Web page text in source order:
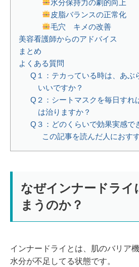
水分保持力の劇的向上
皮脂バランスの正常化
毛穴 キメの改善
美容看護師からのアドバイス
まとめ
よくある質問
Q１：テカっている時は、あぶ
いいですか？
Q２：シートマスクを毎日すれ
は治りますか？
Q３：どのくらいで効果実感で
この記事を読んだ人におす
なぜインナードライ
まうのか？
インナードライとは、肌のバリア
水分が不足してる状態です。